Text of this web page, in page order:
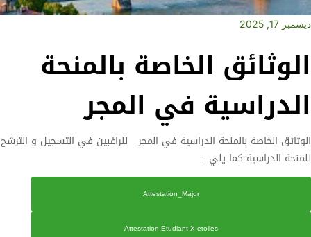
ديسمبر 17, 2025
الوثائق الخاصة بالمنحة
الدراسية في المجر
الوثائق الخاصة بالمنحة الدراسية في المجر للراغبين في التسجيل و الترشح
للمنحة الدراسية كما يلي :
Attestation_Major
Attestation-Etudiant-X-etoiles